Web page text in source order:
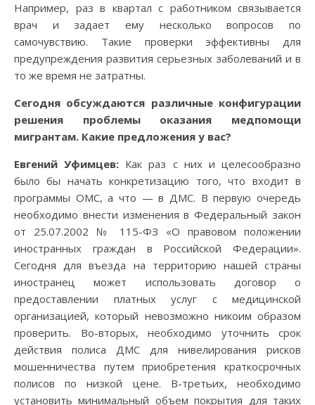
Например, раз в квартал с работником связывается
врач и задает ему несколько вопросов по
самочувствию. Такие проверки эффективны для
предупреждения развития серьезных заболеваний и в
то же время не затратны.
Сегодня обсуждаются различные конфигурации
решения проблемы оказания медпомощи
мигрантам. Какие предложения у вас?
Евгений Уфимцев: Как раз с них и целесообразно
было бы начать конкретизацию того, что входит в
программы ОМС, а что — в ДМС. В первую очередь
необходимо внести изменения в Федеральный закон
от 25.07.2002 № 115-ФЗ «О правовом положении
иностранных граждан в Российской Федерации».
Сегодня для въезда на территорию нашей страны
иностранец может использовать договор о
предоставлении платных услуг с медицинской
организацией, который невозможно никоим образом
проверить. Во-вторых, необходимо уточнить срок
действия полиса ДМС для нивелирования рисков
мошенничества путем приобретения краткосрочных
полисов по низкой цене. В-третьих, необходимо
установить минимальный объем покрытия для таких